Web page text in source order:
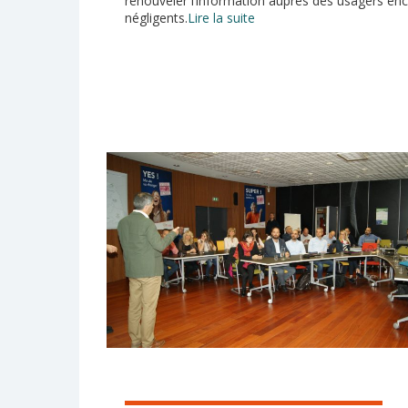
négligents.Lire la suite